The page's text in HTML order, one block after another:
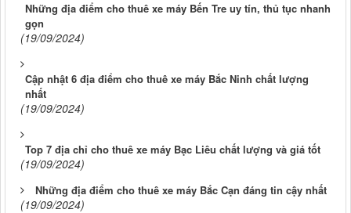
Những địa điểm cho thuê xe máy Bến Tre uy tín, thủ tục nhanh
gọn
(19/09/2024)
Cập nhật 6 địa điểm cho thuê xe máy Bắc Ninh chất lượng
nhất
(19/09/2024)
Top 7 địa chỉ cho thuê xe máy Bạc Liêu chất lượng và giá tốt
(19/09/2024)
Những địa điểm cho thuê xe máy Bắc Cạn đáng tin cậy nhất
(19/09/2024)